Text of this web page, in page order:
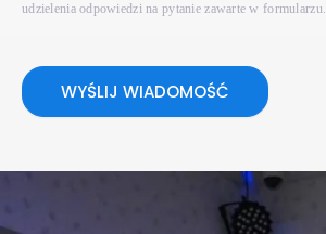
udzielenia odpowiedzi na pytanie zawarte w formularzu.
WYŚLIJ WIADOMOŚĆ